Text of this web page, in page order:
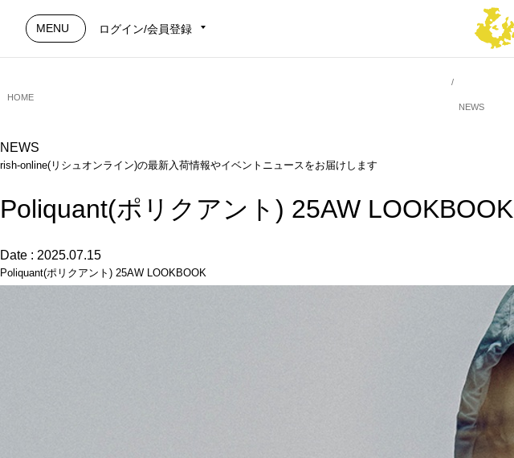
MENU ログイン/会員登録
HOME
NEWS
NEWS
rish-online(リシュオンライン)の最新入荷情報やイベントニュースをお届けします
Poliquant(ポリクアント) 25AW LOOKBOOK
Date : 2025.07.15
Poliquant(ポリクアント) 25AW LOOKBOOK